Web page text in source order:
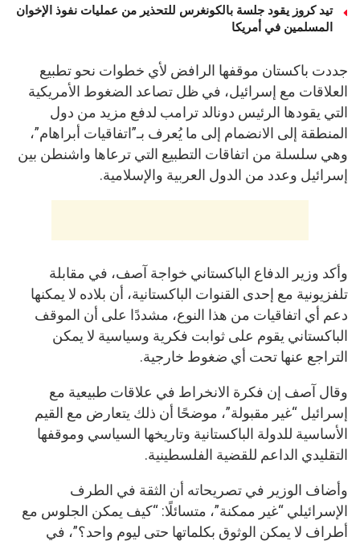
تيد كروز يقود جلسة بالكونغرس للتحذير من عمليات نفوذ الإخوان
المسلمين في أمريكا
جددت باكستان موقفها الرافض لأي خطوات نحو تطبيع
العلاقات مع إسرائيل، في ظل تصاعد الضغوط الأمريكية
التي يقودها الرئيس دونالد ترامب لدفع مزيد من دول
المنطقة إلى الانضمام إلى ما يُعرف بـ”اتفاقيات أبراهام”،
وهي سلسلة من اتفاقات التطبيع التي ترعاها واشنطن بين
إسرائيل وعدد من الدول العربية والإسلامية.
وأكد وزير الدفاع الباكستاني خواجة آصف، في مقابلة
تلفزيونية مع إحدى القنوات الباكستانية، أن بلاده لا يمكنها
دعم أي اتفاقيات من هذا النوع، مشددًا على أن الموقف
الباكستاني يقوم على ثوابت فكرية وسياسية لا يمكن
التراجع عنها تحت أي ضغوط خارجية.
وقال آصف إن فكرة الانخراط في علاقات طبيعية مع
إسرائيل “غير مقبولة”، موضحًا أن ذلك يتعارض مع القيم
الأساسية للدولة الباكستانية وتاريخها السياسي وموقفها
التقليدي الداعم للقضية الفلسطينية.
وأضاف الوزير في تصريحاته أن الثقة في الطرف
الإسرائيلي “غير ممكنة”، متسائلًا: “كيف يمكن الجلوس مع
أطراف لا يمكن الوثوق بكلماتها حتى ليوم واحد؟”، في